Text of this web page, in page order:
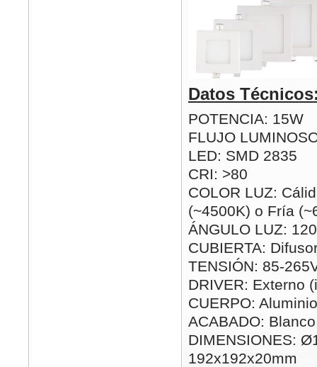
Datos
POTENCIA: 15W
FLUJO
LED: SMD 2835
CRI: >80
COLOR LUZ:
(~4500K) o Fría
ÁNGULO LUZ:
CUBIERTA:
TENSIÓN: 85-
DRIVER: Externo
CUERPO: Aluminio
ACABADO: Blanco
DIMENSIONES:
192x192x20mm